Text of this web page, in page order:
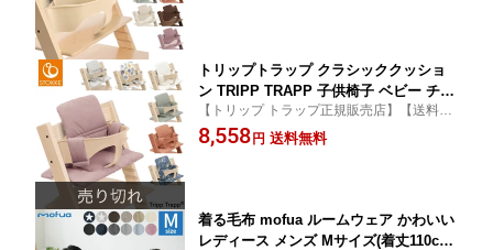
トリップトラップ クラシッククッショ
ン TRIPP TRAPP 子供椅子 ベビー チェ
ア イス ストッケ社 ストッケ STOKKE
トリップ トラップ【送料無料】
【トリップ トラップ正規販売店】【送料無
料】
8,558円 送料無料
着る毛布 mofua ルームウェア かわいい
レディース メンズ Mサイズ(着丈110cm)